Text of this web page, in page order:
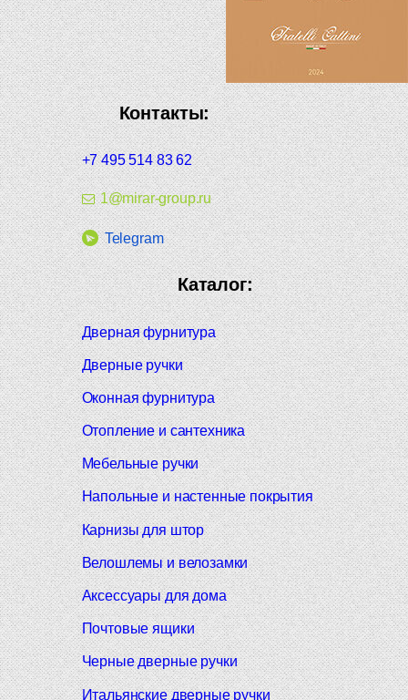
Контакты:
+7 495 514 83 62
1@mirar-group.ru
Telegram
Каталог:
Дверная фурнитура
Дверные ручки
Оконная фурнитура
Отопление и сантехника
Мебельные ручки
Напольные и настенные покрытия
Карнизы для штор
Велошлемы и велозамки
Аксессуары для дома
Почтовые ящики
Черные дверные ручки
Итальянские дверные ручки